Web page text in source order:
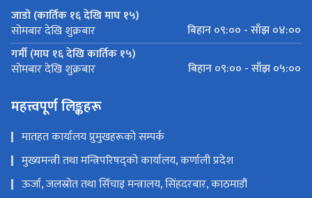
जाडो (कार्तिक १६ देखि माघ १५)
सोमबार देखि शुक्रबार
बिहान ०९:०० - साँझ ०४:००
गर्मी (माघ १६ देखि कार्तिक १५)
सोमबार देखि शुक्रबार बिहान ०९:०० - साँझ ०५:००
महत्त्वपूर्ण लिङ्कहरू
मातहत कार्यालय प्रुमुखहरूको सम्पर्क
मुख्यमन्त्री तथा मन्त्रिपरिषद्को कार्यालय, कर्णाली प्रदेश
ऊर्जा, जलस्रोत तथा सिँचाइ मन्त्रालय, सिंहदरबार, काठमाडौं